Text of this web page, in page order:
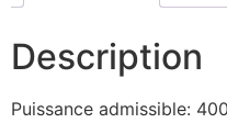
Description
Puissance admissible: